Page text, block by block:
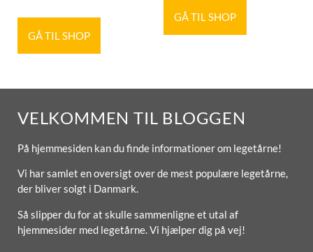
GÅ TIL SHOP
GÅ TIL SHOP
VELKOMMEN TIL BLOGGEN
På hjemmesiden kan du finde informationer om legetårne!
Vi har samlet en oversigt over de mest populære legetårne,
der bliver solgt i Danmark.
Så slipper du for at skulle sammenligne et utal af
hjemmesider med legetårne. Vi hjælper dig på vej!